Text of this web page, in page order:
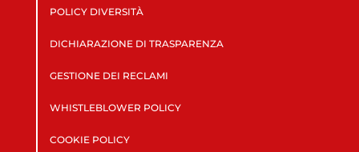
POLICY DIVERSITÀ
DICHIARAZIONE DI TRASPARENZA
GESTIONE DEI RECLAMI
WHISTLEBLOWER POLICY
COOKIE POLICY